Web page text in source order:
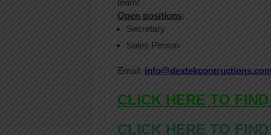
team!
Open positions:
Secretary
Sales Person
Email: info@dextekcontructions.com
CLICK HERE TO
CLICK HERE TO